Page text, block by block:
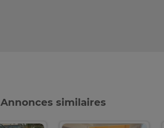
Annonces similaires